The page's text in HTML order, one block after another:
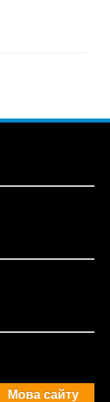
Мова сайту